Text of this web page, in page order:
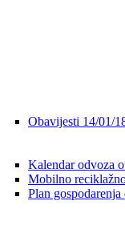
Obavijesti 14/01/
Kalendar odvoza
Mobilno
Plan gospodarenja